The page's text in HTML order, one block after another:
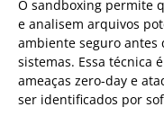
O sandboxing permite
e analisem arquivos
ambiente seguro antes
sistemas. Essa técnica
ameaças zero-day e
ser identificados por